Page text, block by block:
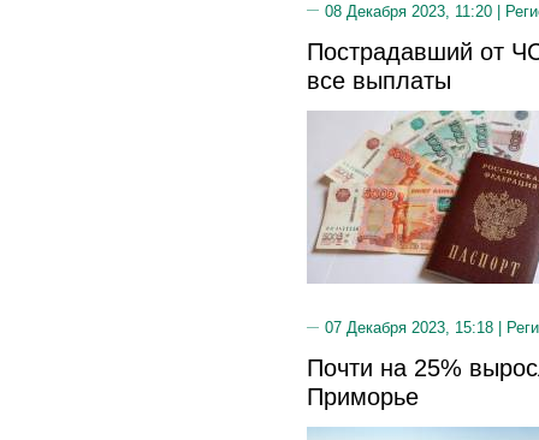
08 Декабря 2023, 11:20 |
Пострадавший от
все выплаты
07 Декабря 2023, 15:18 |
Почти на 25%
Приморье